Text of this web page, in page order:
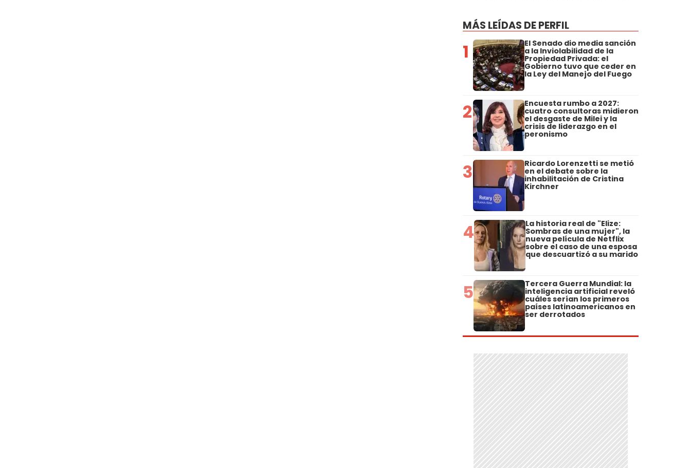
MÁS LEÍDAS DE PERFIL
1 El Senado dio media sanción
a la Inviolabilidad de la
Propiedad Privada: el
Gobierno tuvo que ceder en
la Ley del Manejo del Fuego
2 Encuesta rumbo a 2027:
cuatro consultoras midieron
el desgaste de Milei y la
crisis de liderazgo en el
peronismo
3 Ricardo Lorenzetti se metió
en el debate sobre la
inhabilitación de Cristina
Kirchner
4 La historia real de "Elize:
Sombras de una mujer", la
nueva película de Netflix
sobre el caso de una esposa
que descuartizó a su marido
5 Tercera Guerra Mundial: la
inteligencia artificial reveló
cuáles serían los primeros
países latinoamericanos en
ser derrotados